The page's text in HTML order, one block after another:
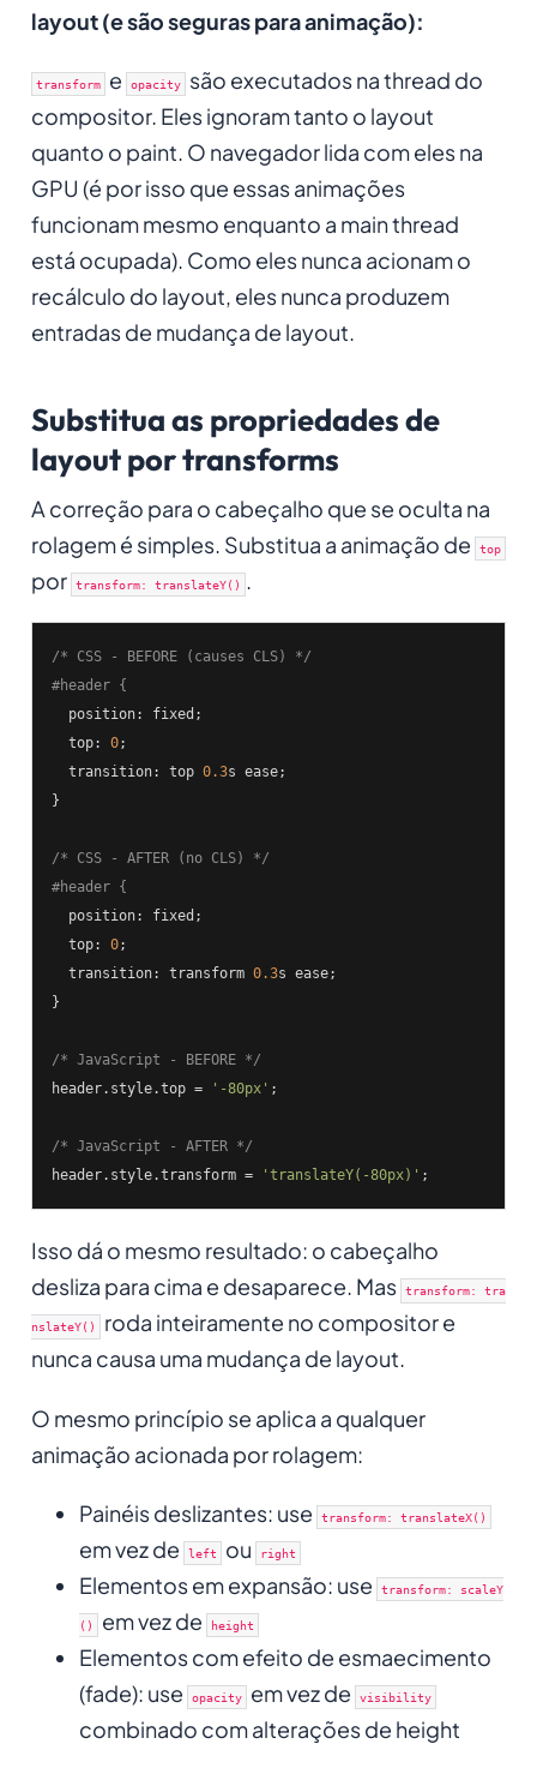
layout (e são seguras para animação):
transform e opacity
são executados na thread do
compositor. Eles ignoram tanto o layout
quanto o paint. O navegador lida com eles na
GPU (é por isso que essas animações
funcionam mesmo enquanto a main thread
está ocupada). Como eles nunca acionam o
recálculo do layout, eles nunca produzem
entradas de mudança de layout.
Substitua as propriedades de
layout por transforms
A correção para o cabeçalho que se oculta na
rolagem é simples. Substitua a animação de
top
por transform: translateY() .
/* CSS - BEFORE (causes CLS) */
#header {
  position: fixed;
  top:
0;
  transition: top
0.3s ease;
}
/* CSS - AFTER (no CLS) */
#header {
  position: fixed;
  top:
0;
  transition: transform
0.3s ease;
}
/* JavaScript - BEFORE */
header.style.top =
'-80px' ;
/* JavaScript - AFTER */
header.style.transform =
'translateY(-80px)' ;
Isso dá o mesmo resultado: o cabeçalho
desliza para cima e desaparece. Mas transform: tra
nslateY() roda inteiramente no compositor e
nunca causa uma mudança de layout.
O mesmo princípio se aplica a qualquer
animação acionada por rolagem:
Painéis deslizantes: use transform: translateX()
em vez de left ou right
Elementos em expansão: use transform: scaleY
() em vez de height
Elementos com efeito de esmaecimento
(fade): use
opacity em vez de visibility
combinado com alterações de height